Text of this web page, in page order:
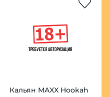
Кальян MAXX Hookah